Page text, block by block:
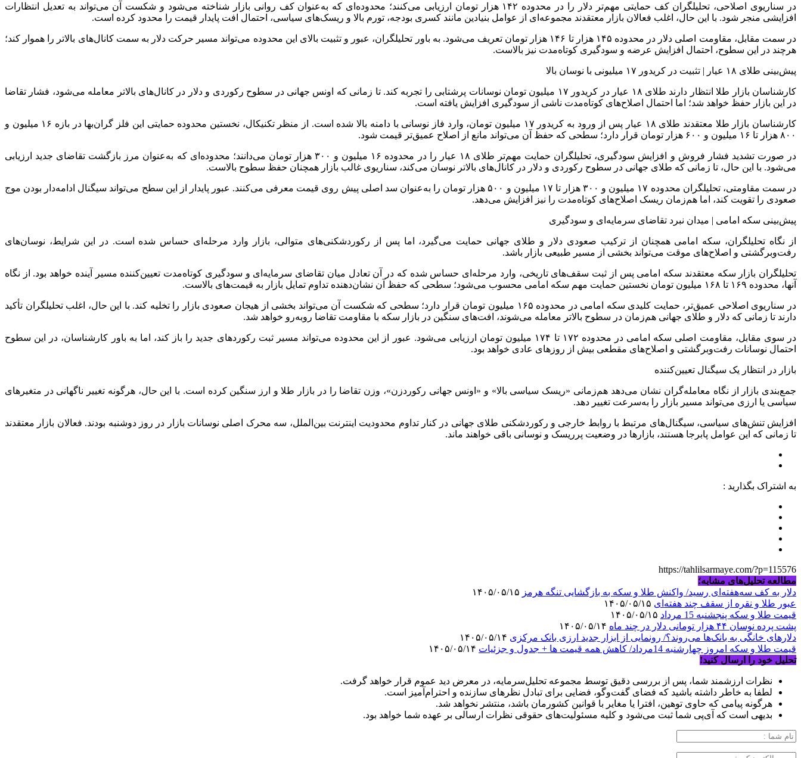
در سناریوی اصلاحی، تحلیلگران کف حمایتی مهم‌تر دلار را در محدوده ۱۴۲ هزار تومان ارزیابی می‌کنند؛ محدوده‌ای که به‌عنوان کف روانی بازار شناخته می‌شود و شکست آن می‌تواند به تعدیل انتظارات
افزایشی منجر شود. با این حال، اغلب فعالان بازار معتقدند مجموعه‌ای از عوامل بنیادین مانند کسری بودجه، تورم بالا و ریسک‌های سیاسی، احتمال افت پایدار قیمت را محدود کرده است.
در سمت مقابل، مقاومت اصلی دلار در محدوده ۱۴۵ هزار تا ۱۴۶ هزار تومان تعریف می‌شود. به باور تحلیلگران، عبور و تثبیت بالای این محدوده می‌تواند مسیر حرکت دلار به سمت کانال‌های بالاتر را هموار کند؛
هرچند در این سطوح، احتمال افزایش عرضه و سودگیری کوتاه‌مدت نیز بالاست.
پیش‌بینی طلای ۱۸ عیار | تثبیت در کریدور ۱۷ میلیونی با نوسان بالا
کارشناسان بازار طلا انتظار دارند طلای ۱۸ عیار در کریدور ۱۷ میلیون تومان نوسانات پرشتابی را تجربه کند. تا زمانی که اونس جهانی در سطوح رکوردی و دلار در کانال‌های بالاتر معامله می‌شود، فشار تقاضا
در این بازار حفظ خواهد شد؛ اما احتمال اصلاح‌های کوتاه‌مدت ناشی از سودگیری افزایش یافته است.
کارشناسان بازار طلا معتقدند طلای ۱۸ عیار پس از ورود به کریدور ۱۷ میلیون تومان، وارد فاز نوسانی با دامنه بالا شده است. از منظر تکنیکال، نخستین محدوده حمایتی این فلز گران‌بها در بازه ۱۶ میلیون و
۸۰۰ هزار تا ۱۶ میلیون و ۶۰۰ هزار تومان قرار دارد؛ سطحی که حفظ آن می‌تواند مانع از اصلاح عمیق‌تر قیمت شود.
در صورت تشدید فشار فروش و افزایش سودگیری، تحلیلگران حمایت مهم‌تر طلای ۱۸ عیار را در محدوده ۱۶ میلیون و ۳۰۰ هزار تومان می‌دانند؛ محدوده‌ای که به‌عنوان مرز بازگشت تقاضای جدید ارزیابی
می‌شود. با این حال، تا زمانی که طلای جهانی در سطوح رکوردی و دلار در کانال‌های بالاتر نوسان می‌کند، سناریوی غالب بازار همچنان حفظ سطوح بالاست.
در سمت مقاومتی، تحلیلگران محدوده ۱۷ میلیون و ۳۰۰ هزار تا ۱۷ میلیون و ۵۰۰ هزار تومان را به‌عنوان سد اصلی پیش روی قیمت معرفی می‌کنند. عبور پایدار از این سطح می‌تواند سیگنال ادامه‌دار بودن موج
صعودی را تقویت کند، اما هم‌زمان ریسک اصلاح‌های کوتاه‌مدت را نیز افزایش می‌دهد.
پیش‌بینی سکه امامی | میدان نبرد تقاضای سرمایه‌ای و سودگیری
از نگاه تحلیلگران، سکه امامی همچنان از ترکیب صعودی دلار و طلای جهانی حمایت می‌گیرد، اما پس از رکوردشکنی‌های متوالی، بازار وارد مرحله‌ای حساس شده است. در این شرایط، نوسان‌های
رفت‌وبرگشتی و اصلاح‌های موقت می‌تواند بخشی از مسیر طبیعی بازار باشد.
تحلیلگران بازار سکه معتقدند سکه امامی پس از ثبت سقف‌های تاریخی، وارد مرحله‌ای حساس شده که در آن تعادل میان تقاضای سرمایه‌ای و سودگیری کوتاه‌مدت تعیین‌کننده مسیر آینده خواهد بود. از نگاه
آنها، محدوده ۱۶۹ تا ۱۶۸ میلیون تومان نخستین حمایت مهم سکه امامی محسوب می‌شود؛ سطحی که حفظ آن نشان‌دهنده تداوم تمایل بازار به قیمت‌های بالاست.
در سناریوی اصلاحی عمیق‌تر، حمایت کلیدی سکه امامی در محدوده ۱۶۵ میلیون تومان قرار دارد؛ سطحی که شکست آن می‌تواند بخشی از هیجان صعودی بازار را تخلیه کند. با این حال، اغلب تحلیلگران تأکید
دارند تا زمانی که دلار و طلای جهانی هم‌زمان در سطوح بالاتر معامله می‌شوند، افت‌های سنگین در بازار سکه با مقاومت تقاضا روبه‌رو خواهد شد.
در سوی مقابل، مقاومت اصلی سکه امامی در محدوده ۱۷۲ تا ۱۷۴ میلیون تومان ارزیابی می‌شود. عبور از این محدوده می‌تواند مسیر ثبت رکوردهای جدید را باز کند، اما به باور کارشناسان، در این سطوح
احتمال نوسانات رفت‌وبرگشتی و اصلاح‌های مقطعی بیش از روزهای عادی خواهد بود.
بازار در انتظار یک سیگنال تعیین‌کننده
جمع‌بندی بازار از نگاه معامله‌گران نشان می‌دهد هم‌زمانی «ریسک سیاسی بالا» و «اونس جهانی رکوردزن»، وزن تقاضا را در بازار طلا و ارز سنگین کرده است. با این حال، هرگونه تغییر ناگهانی در متغیرهای
سیاسی یا ارزی می‌تواند مسیر بازار را به‌سرعت تغییر دهد.
افزایش تنش‌های سیاسی، سیگنال‌های مرتبط با روابط خارجی و رکوردشکنی طلای جهانی در کنار تداوم محدودیت اینترنت بین‌الملل، سه محرک اصلی نوسانات بازار در روز دوشنبه بودند. فعالان بازار معتقدند
تا زمانی که این عوامل پابرجا هستند، بازارها در وضعیت پرریسک و نوسانی باقی خواهند ماند.
به اشتراک بگذارید :
https://tahlilsarmaye.com/?p=115576
مطالعه تحلیل‌های مشابه؛
دلار به کف سه‌هفته‌ای رسید/ واکنش طلا و سکه به بازگشایی تنگه هرمز
عبور طلا و نقره از سقف چند هفته‌ای
قیمت طلا و سکه پنجشنبه 15 مرداد
پشت پرده نوسان ۴۴ هزار تومانی دلار در چند ماه
دلارهای خانگی به بانک‌ها می‌روند؟/ رونمایی از ابزار جدید ارزی بانک مرکزی
قیمت طلا و سکه امروز چهارشنبه 14مرداد/ کاهش همه قیمت ها + جدول و جزئیات
تحلیل خود را ارسال کنید!
نظرات ارزشمند شما، پس از بررسی دقیق توسط مجموعه تحلیل‌سرمایه، در معرض دید عموم قرار خواهد گرفت.
لطفا به خاطر داشته باشید که فضای گفت‌وگو، فضایی برای تبادل نظرهای سازنده و احترام‌آمیز است.
هرگونه پیامی که حاوی توهین، افترا یا مغایر با قوانین کشورمان باشد، منتشر نخواهد شد.
بدیهی است که آی‌پی شما ثبت می‌شود و کلیه مسئولیت‌های حقوقی نظرات ارسالی بر عهده شما خواهد بود.